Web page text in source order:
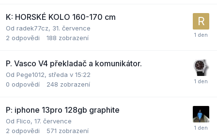
K: HORSKÉ KOLO 160-170 cm
Od radek77cz, 31. července
2 odpovědi 188 zobrazení
P. Vasco V4 překladač a komunikátor.
Od Pege1012, středa v 15:22
0 odpovědí 248 zobrazení
P: iphone 13pro 128gb graphite
Od Flico, 17. července
2 odpovědi 571 zobrazení